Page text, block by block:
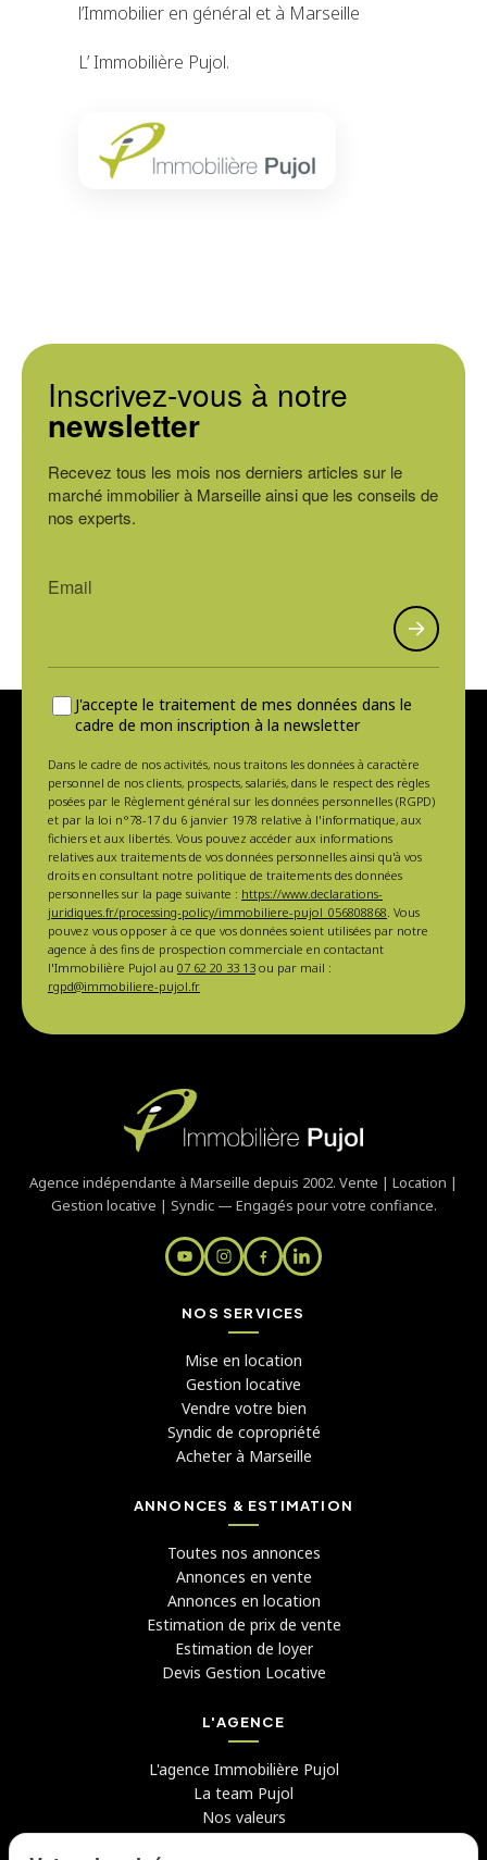
l’Immobilier en général et à Marseille
L’ Immobilière Pujol.
Inscrivez-vous à notre
newsletter
Recevez tous les mois nos derniers articles sur le
marché immobilier à Marseille ainsi que les conseils de
nos experts.
J'accepte le traitement de mes données dans le
cadre de mon inscription à la newsletter
Dans le cadre de nos activités, nous traitons les données à caractère
personnel de nos clients, prospects, salariés, dans le respect des règles
posées par le Règlement général sur les données personnelles (RGPD)
et par la loi n°78-17 du 6 janvier 1978 relative à l'informatique, aux
fichiers et aux libertés. Vous pouvez accéder aux informations
relatives aux traitements de vos données personnelles ainsi qu'à vos
droits en consultant notre politique de traitements des données
personnelles sur la page suivante : https://www.declarations-
juridiques.fr/processing-policy/immobiliere-pujol_056808868. Vous
pouvez vous opposer à ce que vos données soient utilisées par notre
agence à des fins de prospection commerciale en contactant
l'Immobilière Pujol au 07 62 20 33 13 ou par mail :
rgpd@immobiliere-pujol.fr
Agence indépendante à Marseille depuis 2002. Vente | Location |
Gestion locative | Syndic — Engagés pour votre confiance.
NOS SERVICES
Mise en location
Gestion locative
Vendre votre bien
Syndic de copropriété
Acheter à Marseille
ANNONCES & ESTIMATION
Toutes nos annonces
Annonces en vente
Annonces en location
Estimation de prix de vente
Estimation de loyer
Devis Gestion Locative
L'AGENCE
L'agence Immobilière Pujol
La team Pujol
Nos valeurs
Avis clients